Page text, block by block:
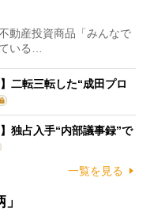
動産投資商品「みんなで
いる…
二転三転した“成田プロ
独占入手“内部議事録”で
一覧を見る